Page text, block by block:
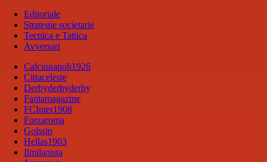
Editoriale
Strategie societarie
Tecnica e Tattica
Avversari
Calcionapoli1926
Cittaceleste
Derbyderbyderby
Fantamagazine
FCInter1908
Forzaroma
Golssip
Hellas1903
Ilmilanista